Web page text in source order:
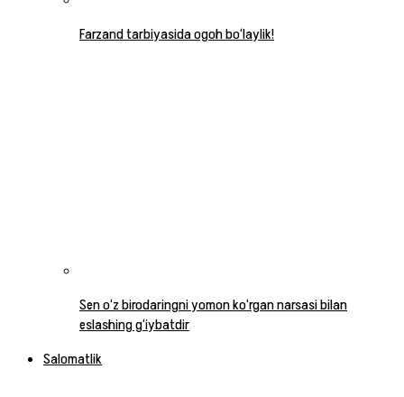
Farzand tarbiyasida ogoh bo‘laylik!
Sen o‘z birodaringni yomon ko‘rgan narsasi bilan
eslashing g‘iybatdir
Salomatlik